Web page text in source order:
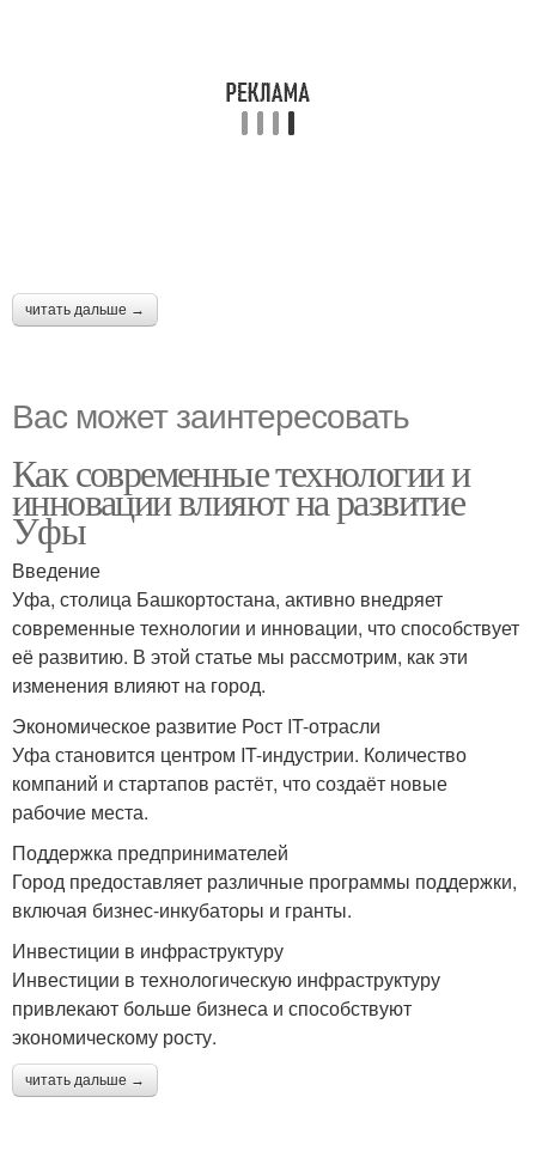
читать дальше →
Вас может заинтересовать
Как современные технологии и
инновации влияют на развитие
Уфы
Введение
Уфа, столица Башкортостана, активно внедряет
современные технологии и инновации, что способствует
её развитию. В этой статье мы рассмотрим, как эти
изменения влияют на город.
Экономическое развитие Рост IT-отрасли
Уфа становится центром IT-индустрии. Количество
компаний и стартапов растёт, что создаёт новые
рабочие места.
Поддержка предпринимателей
Город предоставляет различные программы поддержки,
включая бизнес-инкубаторы и гранты.
Инвестиции в инфраструктуру
Инвестиции в технологическую инфраструктуру
привлекают больше бизнеса и способствуют
экономическому росту.
читать дальше →